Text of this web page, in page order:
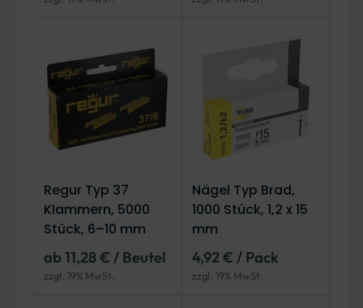
Regur Typ 37
Klammern, 5000
Stück, 6–10 mm
ab 11,28 € / Beutel
zzgl. 19% MwSt.
Nägel Typ Brad,
1000 Stück, 1,2 x 15
mm
4,92 € / Pack
zzgl. 19% MwSt.